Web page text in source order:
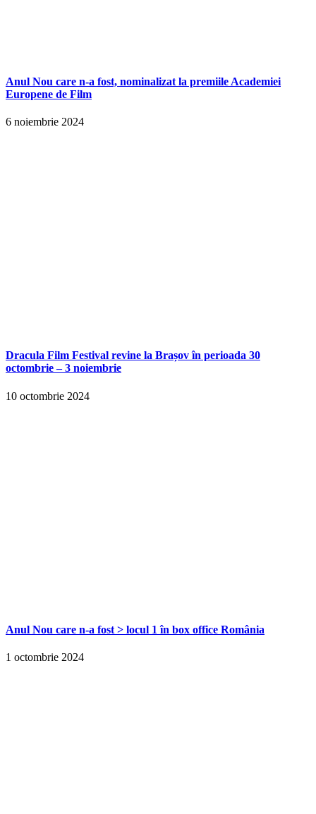
Anul Nou care n-a fost, nominalizat la premiile Academiei
Europene de Film
6 noiembrie 2024
Dracula Film Festival revine la Brașov în perioada 30
octombrie – 3 noiembrie
10 octombrie 2024
Anul Nou care n-a fost > locul 1 în box office România
1 octombrie 2024